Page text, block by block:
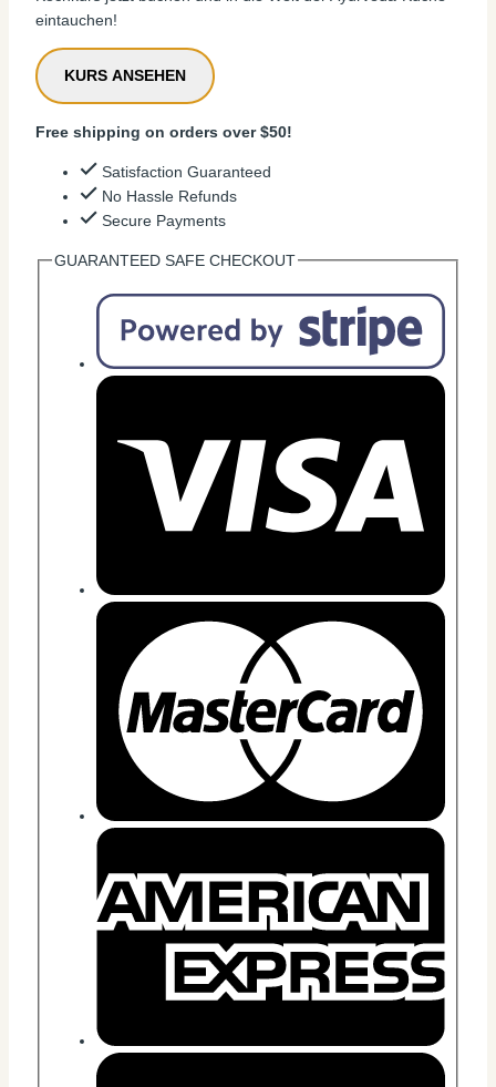
eintauchen!
KURS ANSEHEN
Free shipping on orders over $50!
Satisfaction Guaranteed
No Hassle Refunds
Secure Payments
GUARANTEED SAFE CHECKOUT